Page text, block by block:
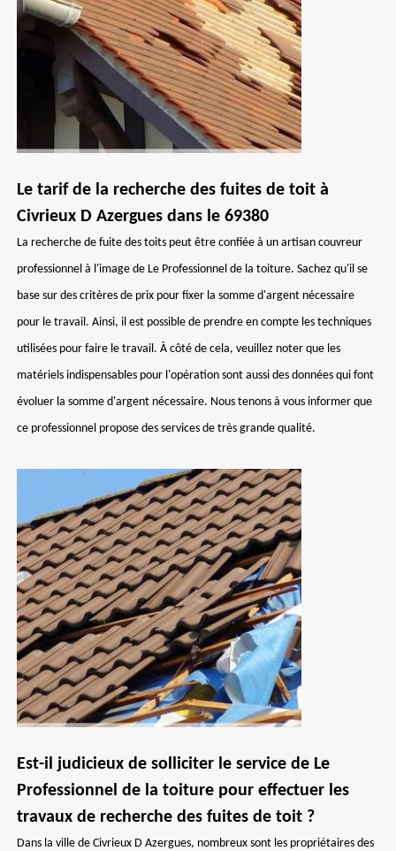
Le tarif de la recherche des fuites de toit à
Civrieux D Azergues dans le 69380
La recherche de fuite des toits peut être confiée à un artisan couvreur
professionnel à l'image de Le Professionnel de la toiture. Sachez qu'il se
base sur des critères de prix pour fixer la somme d'argent nécessaire
pour le travail. Ainsi, il est possible de prendre en compte les techniques
utilisées pour faire le travail. À côté de cela, veuillez noter que les
matériels indispensables pour l'opération sont aussi des données qui font
évoluer la somme d'argent nécessaire. Nous tenons à vous informer que
ce professionnel propose des services de très grande qualité.
Est-il judicieux de solliciter le service de Le
Professionnel de la toiture pour effectuer les
travaux de recherche des fuites de toit ?
Dans la ville de Civrieux D Azergues, nombreux sont les propriétaires des